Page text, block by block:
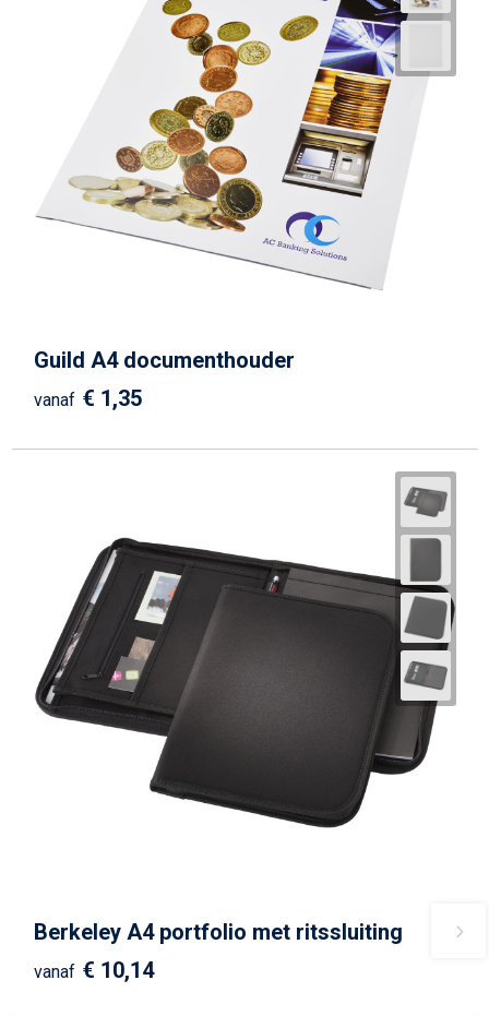
Guild A4 documenthouder
vanaf € 1,35
Berkeley A4 portfolio met ritssluiting
vanaf € 10,14